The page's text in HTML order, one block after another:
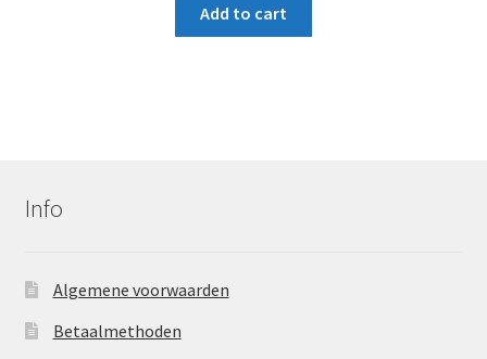
Add to cart
Info
Algemene voorwaarden
Betaalmethoden